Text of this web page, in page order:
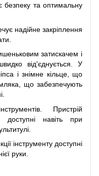
безпеку та оптимальну
надійне закріплення
затискачем і
від'єднується. У
і знімне кільце, що
що забезпечують
Пристрій
доступні навіть при
інструменту доступні
руки.